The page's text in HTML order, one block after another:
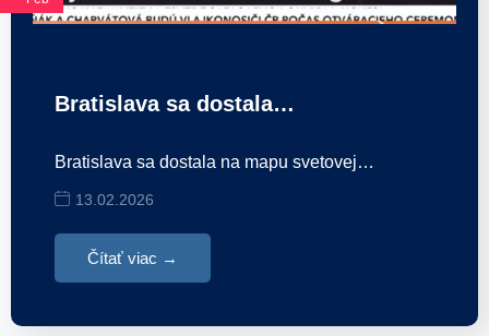
Bratislava sa dostala…
Bratislava sa dostala na mapu svetovej…
13.02.2026
Čítať viac →